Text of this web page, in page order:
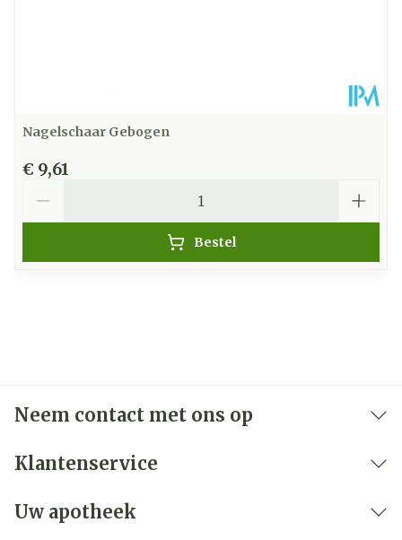
Nagelschaar Gebogen
€ 9,61
Bestel
Neem contact met ons op
Klantenservice
Uw apotheek